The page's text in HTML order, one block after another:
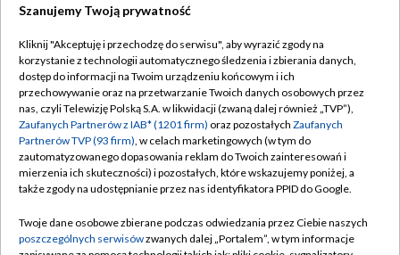
TVP
Abonament TVP
Emisja w TVP
Centrum informacji TVP
Naziemna Telewizja Cyfrowa
Rada Programowa
Regulamin TVP
Polityka prywatności
Moje zgody
Pomoc
Kontakt
Szanujemy Twoją prywatność
Kliknij "Akceptuję i przechodzę do serwisu", aby wyrazić zgody na
korzystanie z technologii automatycznego śledzenia i zbierania danych,
dostęp do informacji na Twoim urządzeniu końcowym i ich
przechowywanie oraz na przetwarzanie Twoich danych osobowych przez
nas, czyli Telewizję Polską S.A. w likwidacji (zwaną dalej również „TVP”),
Zaufanych Partnerów z IAB* (1201 firm) oraz pozostałych Zaufanych
Partnerów TVP (93 firm), w celach marketingowych (w tym do
zautomatyzowanego dopasowania reklam do Twoich zainteresowań i
mierzenia ich skuteczności) i pozostałych, które wskazujemy poniżej, a
także zgody na udostępnianie przez nas identyfikatora PPID do Google.
Twoje dane osobowe zbierane podczas odwiedzania przez Ciebie naszych
poszczególnych serwisówzwanych dalej „Portalem”, w tym informacje